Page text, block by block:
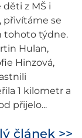
z MŠ i
přivítáme se
tohoto týdne.
Hulan,
Hinzová,
1 kilometr a
přijelo...
článek >>